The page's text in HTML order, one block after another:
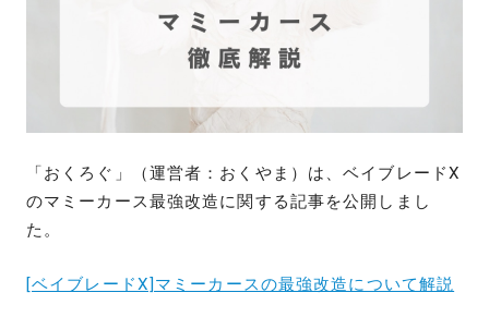
「おくろぐ」（運営者：おくやま）は、ベイブレードX
のマミーカース最強改造に関する記事を公開しまし
た。
[ベイブレードX]マミーカースの最強改造について解説